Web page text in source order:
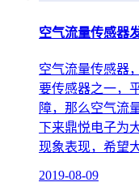
空气流量传感器
空气流量传感器
要传感器之一，
障，那么空气流
下来鼎悦电子为
现象表现，希望
2019-08-09